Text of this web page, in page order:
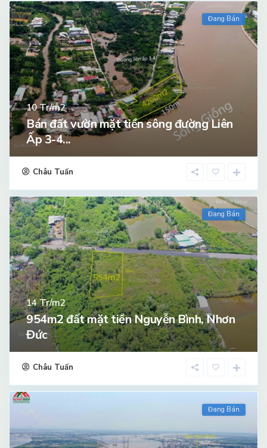
Đang Bán
10Tr/m2
Bán đất vườn mặt tiền sông đường Liên
Ấp 3-4...
Châu Tuấn
Đang Bán
14Tr/m2
954m2 đất mặt tiền Nguyễn Bình, Nhơn
Đức
Châu Tuấn
Đang Bán